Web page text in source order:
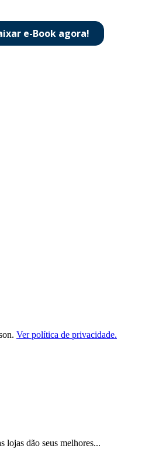
Ver política de privacidade.
lojas dão seus melhores...